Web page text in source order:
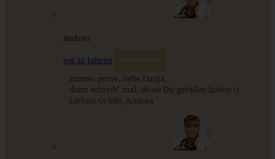
Stracciatella-Quarkcreme mit Kirschgrütze - einfaches
Dessert im Glas
Andrea
vor 10 Jahren Antworten
Immer gerne, liebe Dunja,
dann schreib’ mal, ob sie Dir gefallen haben :)
Liebste Grüße, Andrea